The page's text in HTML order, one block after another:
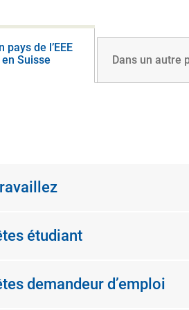
pays de l’EEE
Suisse
Dans un autre
étudiant
demandeur d’emploi